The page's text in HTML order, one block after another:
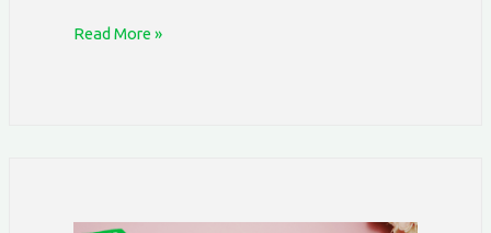
Read More »